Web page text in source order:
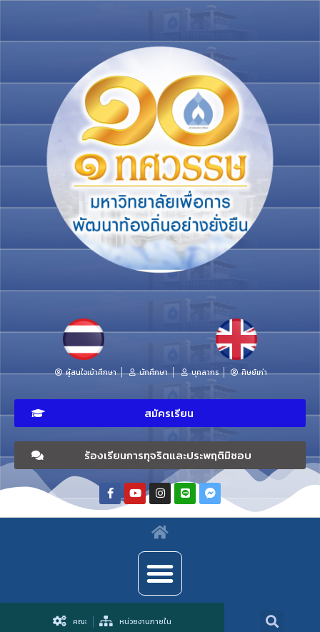
ผู้สนใจเข้าศึกษา นักศึกษา บุคลากร ศิษย์เก่า
สมัครเรียน
ร้องเรียนการทุจริตและประพฤติมิชอบ
คณะ หน่วยงานภายใน